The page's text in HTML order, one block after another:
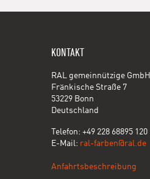
KONTAKT
RAL gemeinnützige GmbH
Fränkische Straße 7
53229 Bonn
Deutschland
Telefon: +49 228 68895 120
E-Mail: ral-farben@ral.de
Anfahrtsbeschreibung